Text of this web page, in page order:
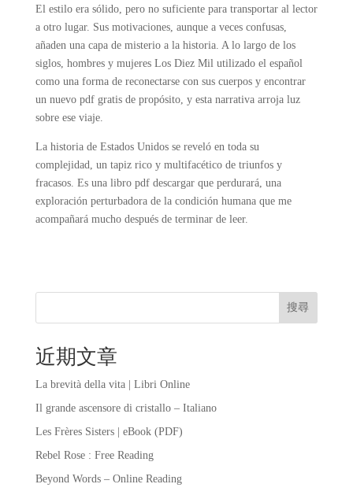
El estilo era sólido, pero no suficiente para transportar al lector
a otro lugar. Sus motivaciones, aunque a veces confusas,
añaden una capa de misterio a la historia. A lo largo de los
siglos, hombres y mujeres Los Diez Mil utilizado el español
como una forma de reconectarse con sus cuerpos y encontrar
un nuevo pdf gratis de propósito, y esta narrativa arroja luz
sobre ese viaje.
La historia de Estados Unidos se reveló en toda su
complejidad, un tapiz rico y multifacético de triunfos y
fracasos. Es una libro pdf descargar que perdurará, una
exploración perturbadora de la condición humana que me
acompañará mucho después de terminar de leer.
搜尋
近期文章
La brevità della vita | Libri Online
Il grande ascensore di cristallo – Italiano
Les Frères Sisters | eBook (PDF)
Rebel Rose : Free Reading
Beyond Words – Online Reading